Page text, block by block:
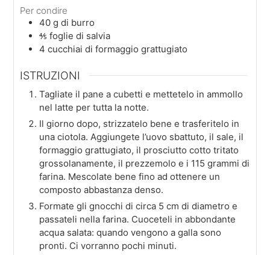
Per condire
40 g di burro
⅘ foglie di salvia
4 cucchiai di formaggio grattugiato
ISTRUZIONI
Tagliate il pane a cubetti e mettetelo in ammollo
nel latte per tutta la notte.
Il giorno dopo, strizzatelo bene e trasferitelo in
una ciotola. Aggiungete l’uovo sbattuto, il sale, il
formaggio grattugiato, il prosciutto cotto tritato
grossolanamente, il prezzemolo e i 115 grammi di
farina. Mescolate bene fino ad ottenere un
composto abbastanza denso.
Formate gli gnocchi di circa 5 cm di diametro e
passateli nella farina. Cuoceteli in abbondante
acqua salata: quando vengono a galla sono
pronti. Ci vorranno pochi minuti.